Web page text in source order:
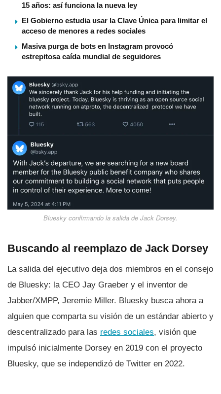
15 años: así funciona la nueva ley
El Gobierno estudia usar la Clave Única para limitar el
acceso de menores a redes sociales
Masiva purga de bots en Instagram provocó
estrepitosa caída mundial de seguidores
Bluesky confirmando la salida de Jack Dorsey.
Buscando al reemplazo de Jack Dorsey
La salida del ejecutivo deja dos miembros en el consejo
de Bluesky: la CEO Jay Graeber y el inventor de
Jabber/XMPP, Jeremie Miller. Bluesky busca ahora a
alguien que comparta su visión de un estándar abierto y
descentralizado para las redes sociales, visión que
impulsó inicialmente Dorsey en 2019 con el proyecto
Bluesky, que se independizó de Twitter en 2022.